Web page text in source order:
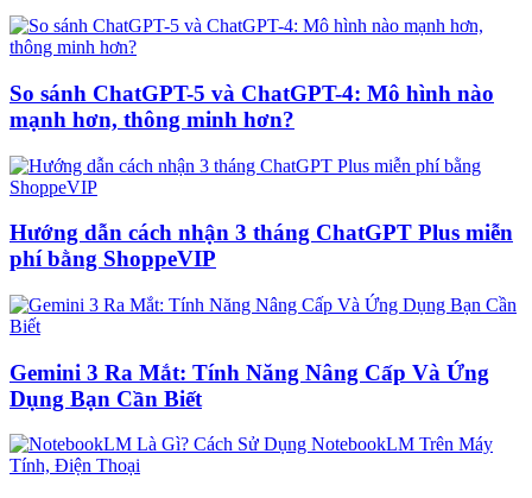
So sánh ChatGPT-5 và ChatGPT-4: Mô hình nào
mạnh hơn, thông minh hơn?
Hướng dẫn cách nhận 3 tháng ChatGPT Plus miễn
phí bằng ShoppeVIP
Gemini 3 Ra Mắt: Tính Năng Nâng Cấp Và Ứng
Dụng Bạn Cần Biết